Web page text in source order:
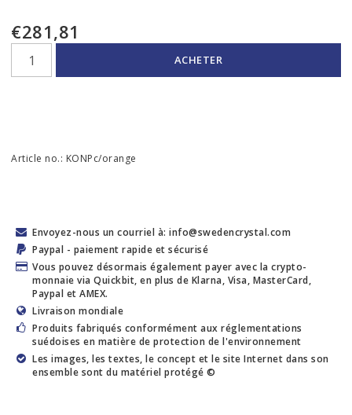
€281,81
ACHETER
Article no.: KONPc/orange
Envoyez-nous un courriel à: info@swedencrystal.com
Paypal - paiement rapide et sécurisé
Vous pouvez désormais également payer avec la crypto-
monnaie via Quickbit, en plus de Klarna, Visa, MasterCard,
Paypal et AMEX.
Livraison mondiale
Produits fabriqués conformément aux réglementations
suédoises en matière de protection de l'environnement
Les images, les textes, le concept et le site Internet dans son
ensemble sont du matériel protégé ©